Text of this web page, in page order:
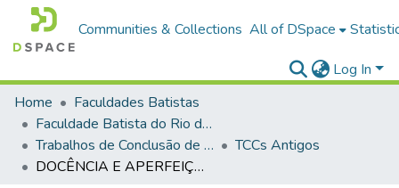
Communities & Collections All of DSpace
Log In
Home
Faculdades Batistas
Faculdade Batista do Rio de Janeiro (FABAT-RJ)
Trabalhos de Conclusão de Curso (TCC)
TCCs Antigos
DOCÊNCIA E APERFEIÇOAMENTO: UMA QUESTÃO QUE TRANSCENDE A SALA DE AULA